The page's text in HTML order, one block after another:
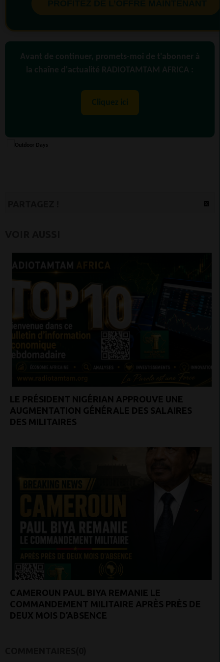
Avant de continuer, promets-moi de t'abonner à
la chaîne d'actualité RADIOTAMTAM AFRICA :
Cliquez ici
LE PRÉSIDENT NIGÉRIAN APPROUVE UNE
AUGMENTATION GÉNÉRALE DES SALAIRES
DES MILITAIRES
CAMEROUN PAUL BIYA REMANIE LE
COMMANDEMENT MILITAIRE APRÈS PRÈS DE
DEUX MOIS D’ABSENCE